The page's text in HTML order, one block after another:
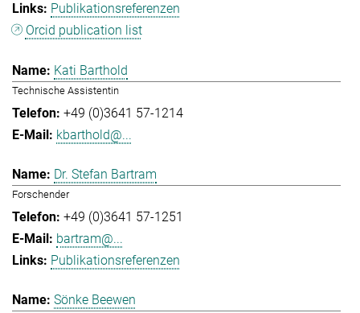
Publikationsreferenzen
Orcid publication list
Kati Barthold
Technische Assistentin
+49 (0)3641 57-1214
kbarthold@...
Dr. Stefan Bartram
Forschender
+49 (0)3641 57-1251
bartram@...
Publikationsreferenzen
Sönke Beewen